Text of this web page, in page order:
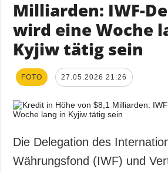
Milliarden: IWF-
wird eine Woche
Kyjiw tätig sein
FOTO 27.05.2026 21:26
Die Delegation des
Währungsfond (IWF) und